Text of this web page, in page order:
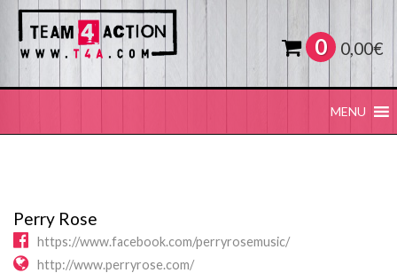
MENU
0 0,00€
Perry Rose
https://www.facebook.com/perryrosemusic/
http://www.perryrose.com/